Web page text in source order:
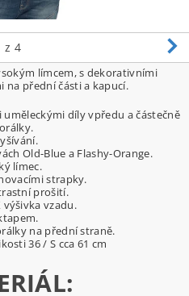
z 4
límcem, s dekorativními
na přední části a kapucí.
uměleckými díly vpředu a částečně
Old-Blue a Flashy-Orange.
límec.
strapky.
prošití.
výšivka vzadu.
na přední straně.
36 / S cca 61 cm